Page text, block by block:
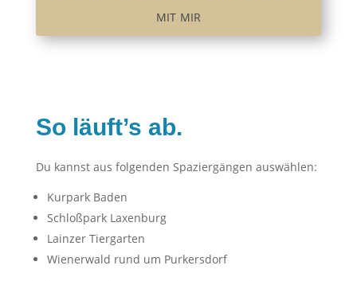
mit mir
So läuft’s ab.
Du kannst aus folgenden Spaziergängen auswählen:
Kurpark Baden
Schloßpark Laxenburg
Lainzer Tiergarten
Wienerwald rund um Purkersdorf